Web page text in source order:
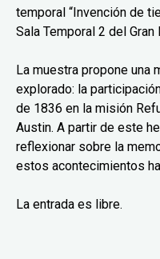
temporal “Invención de
Sala Temporal 2 del
La muestra propone una
explorado: la
de 1836 en la misión
Austin. A partir de este
reflexionar sobre la
estos acontecimientos
La entrada es libre.